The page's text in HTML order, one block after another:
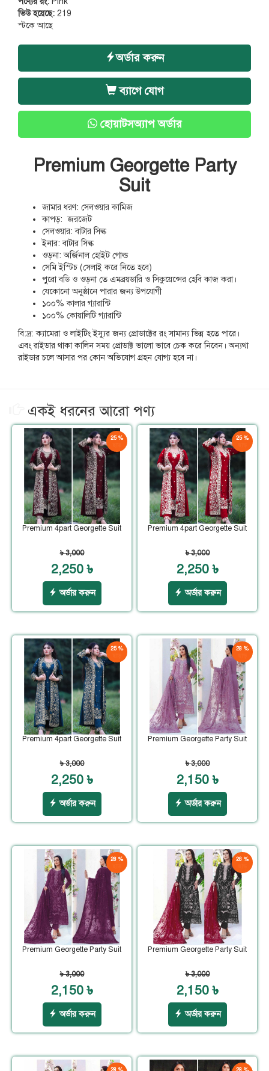
ভিউ হয়েছে: 219
স্টকে আছে
অর্ডার করুন
ব্যাগে যোগ
হোয়াটসঅ্যাপ অর্ডার
Premium Georgette Party
Suit
জামার ধরণ: সেলওয়ার কামিজ
কাপড়: জরজেট
সেলওয়ার: বাটার সিল্ক
ইনার: বাটার সিল্ক
ওড়না: অর্জিনাল হোইট গোল্ড
সেমি ইস্টিচ (সেলাই করে নিতে হবে)
পুরো বডি ও ওড়না তে এমব্রয়ডারি ও সিকুয়েন্সের হেবি কাজ করা।
যেকোনো অনুষ্ঠানে পারার জন্য উপযোগী
১০০% কালার গ্যারান্টি
১০০% কোয়ালিটি গ্যারান্টি
বি:দ্র: ক্যামেরা ও লাইটিং ইস্যুর জন্য প্রোডাক্টের রং সামান্য ভিন্ন হতে পারে।
এবং রাইডার থাকা কালিন সময় প্রোডাক্ট ভালো ভাবে চেক করে নিবেন। অন্যথা
রাইডার চলে আসার পর কোন অভিযোগ গ্রহন যোগ্য হবে না।
একই ধরনের আরো পণ্য
25 %
Premium 4part Georgette Suit
৳ 3,000
2,250 ৳
অর্ডার করুন
25 %
Premium 4part Georgette Suit
৳ 3,000
2,250 ৳
অর্ডার করুন
25 %
Premium 4part Georgette Suit
৳ 3,000
2,250 ৳
অর্ডার করুন
28 %
Premium Georgette Party Suit
৳ 3,000
2,150 ৳
অর্ডার করুন
28 %
Premium Georgette Party Suit
৳ 3,000
2,150 ৳
অর্ডার করুন
28 %
Premium Georgette Party Suit
৳ 3,000
2,150 ৳
অর্ডার করুন